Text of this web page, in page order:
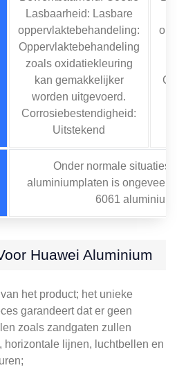
Lasbaarheid: Lasbare
oppervlaktebehandeling:
Oppervlaktebehandeling
zoals oxidatiekleuring
kan gemakkelijker
worden uitgevoerd.
Corrosiebestendigheid:
Uitstekend
Onder normale situaties,
aluminiumplaten is ongeveer
6061 aluminium
Huawei Aluminium
het product; het unieke
garandeert dat er geen
zoals zandgaten zullen
horizontale lijnen, luchtbellen en